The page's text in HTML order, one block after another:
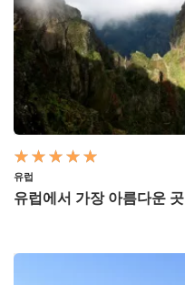
유럽
유럽에서 가장 아름다운 곳